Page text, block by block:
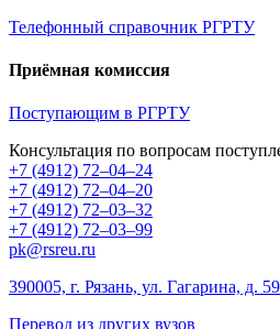
Телефонный справочник РГРТУ
Приёмная комиссия
Поступающим в РГРТУ
Консультация по вопросам
+7 (4912) 72–04–24
+7 (4912) 72–04–20
+7 (4912) 72–03–32
+7 (4912) 72–03–99
pk@rsreu.ru
390005, г. Рязань, ул. Гагарина, д.
Перевод из других вузов